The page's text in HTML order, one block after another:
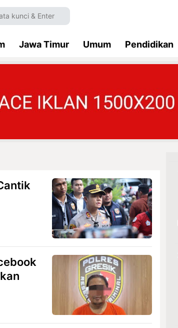
Jawa Timur Umum Pendidikan